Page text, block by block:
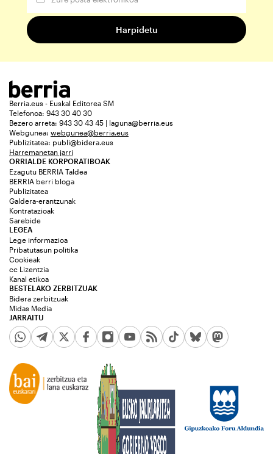
Berria.eus - Euskal Editorea SM
Telefonoa: 943 30 40 30
Bezero arreta: 943 30 43 45 | laguna@berria.eus
Webgunea: webgunea@berria.eus
Publizitatea: publi@bidera.eus
Harremanetan jarri
ORRIALDE KORPORATIBOAK
Ezagutu BERRIA Taldea
BERRIA berri bloga
Publizitatea
Galdera-erantzunak
Kontratazioak
Sarebide
JARRAITU
LEGEA
Lege informazioa
Pribatutasun politika
Cookieak
cc Lizentzia
Kanal etikoa
BESTELAKO ZERBITZUAK
Bidera zerbitzuak
Midas Media